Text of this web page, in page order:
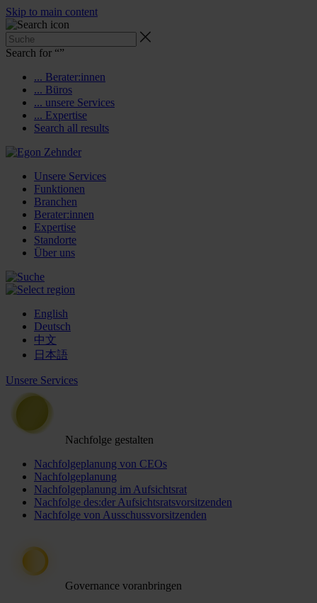
Skip to main content
Search for “”
... Berater:innen
... Büros
... unsere Services
... Expertise
Search all results
Unsere Services
Funktionen
Branchen
Berater:innen
Expertise
Standorte
Über uns
English
Deutsch
中文
日本語
Unsere Services
Nachfolge gestalten
Nachfolgeplanung von CEOs
Nachfolgeplanung
Nachfolgeplanung im Aufsichtsrat
Nachfolge des:der Aufsichtsratsvorsitzenden
Nachfolge von Ausschussvorsitzenden
Governance voranbringen